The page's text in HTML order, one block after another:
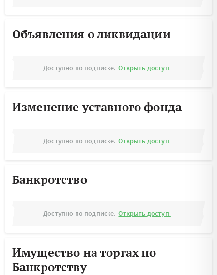
Объявления о ликвидации
Доступно по подписке. Открыть доступ.
Изменение уставного фонда
Доступно по подписке. Открыть доступ.
Банкротство
Доступно по подписке. Открыть доступ.
Имущество на торгах по
Банкротству